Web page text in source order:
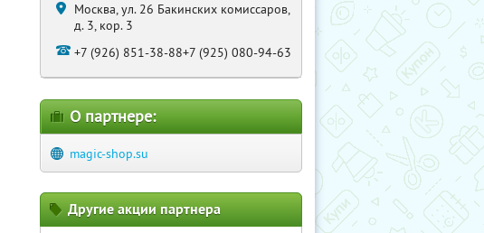
Москва, ул. 26 Бакинских комиссаров,
д. 3, кор. 3
+7 (926) 851-38-88+7 (925) 080-94-63
О партнере:
magic-shop.su
Другие акции партнера